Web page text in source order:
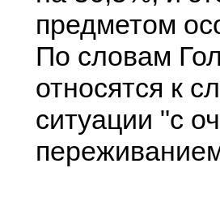
предметом
По словам
относятся к
ситуации "с